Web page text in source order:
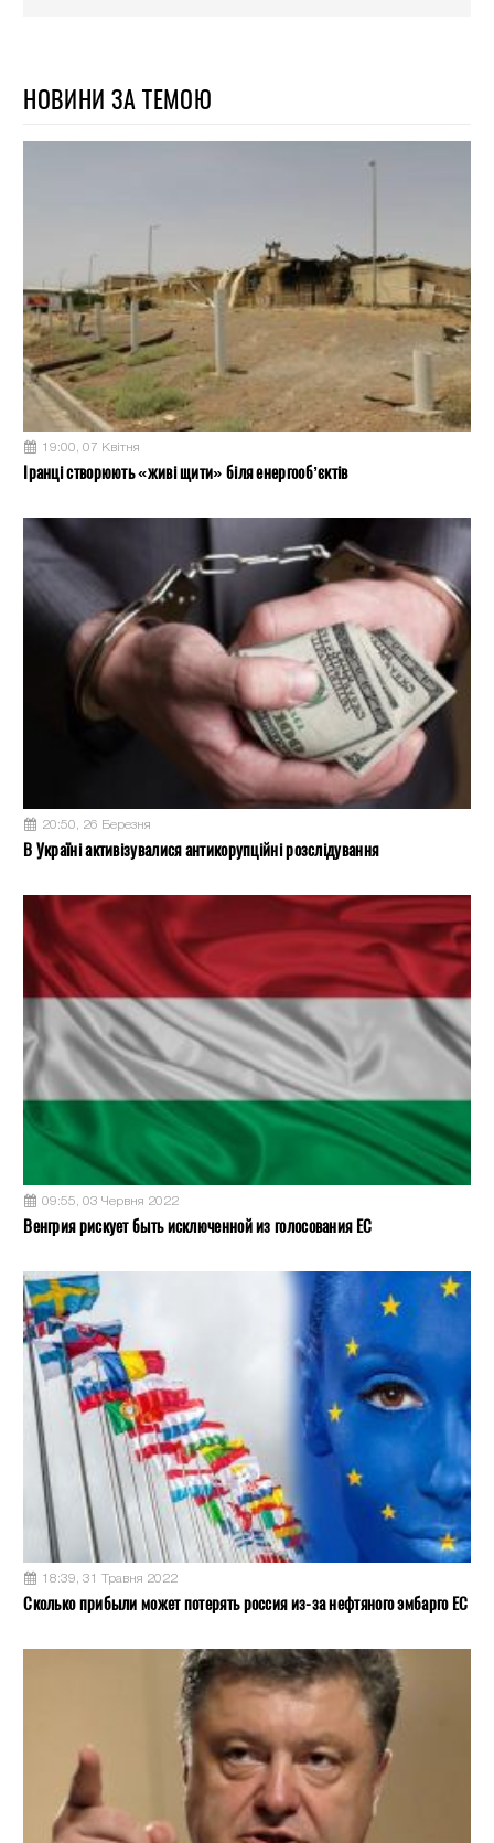
НОВИНИ ЗА ТЕМОЮ
19:00, 07 Квітня
Іранці створюють «живі щити» біля енергооб’єктів
20:50, 26 Березня
В Україні активізувалися антикорупційні розслідування
09:55, 03 Червня 2022
Венгрия рискует быть исключенной из голосования ЕС
18:39, 31 Травня 2022
Сколько прибыли может потерять россия из-за нефтяного эмбарго ЕС